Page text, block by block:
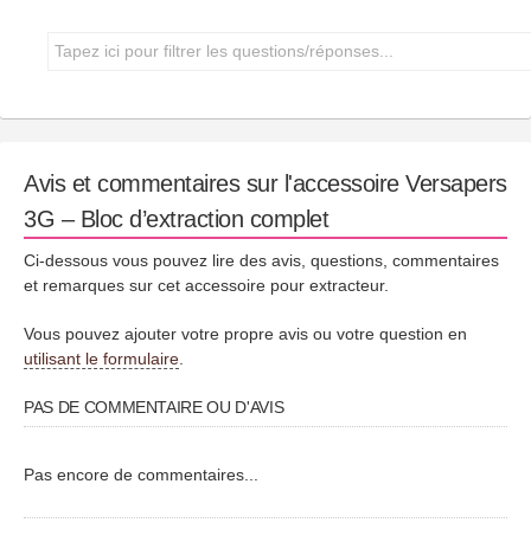
Avis et commentaires sur l'accessoire Versapers
3G – Bloc d’extraction complet
Ci-dessous vous pouvez lire des avis, questions, commentaires
et remarques sur cet accessoire pour extracteur.
Vous pouvez ajouter votre propre avis ou votre question en
utilisant le formulaire.
PAS DE COMMENTAIRE OU D'AVIS
Pas encore de commentaires...